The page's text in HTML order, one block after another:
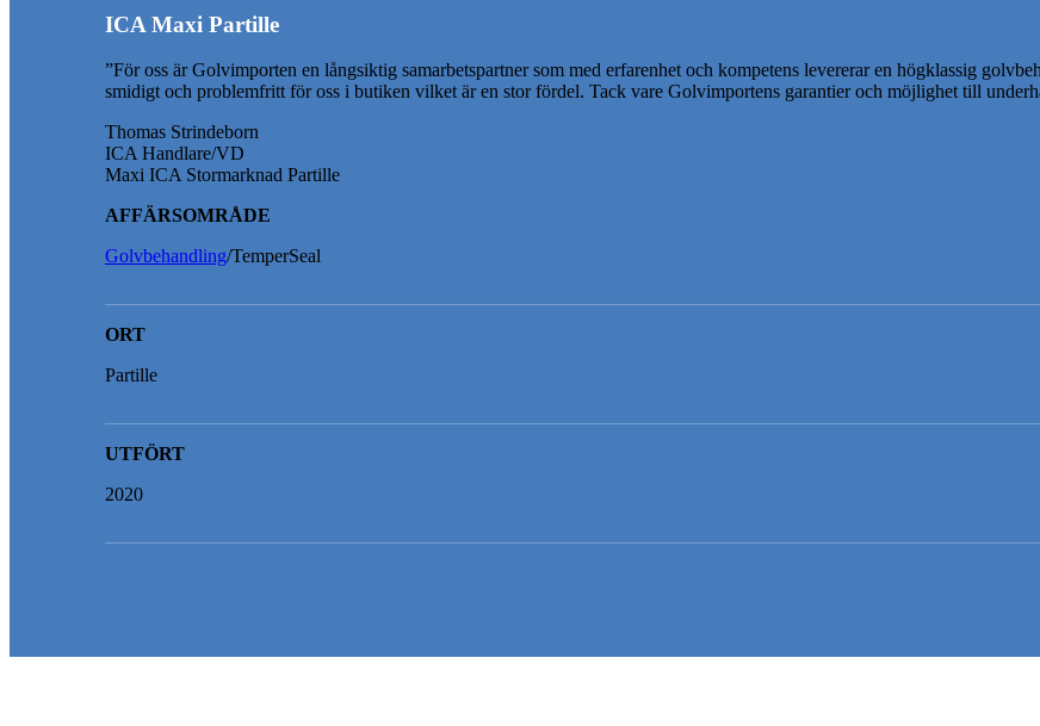
ICA Maxi Partille
”För oss är Golvimporten en långsiktig samarbetspartner som med erfarenhet och kompetens levererar en högklassig
smidigt och problemfritt för oss i butiken vilket är en stor fördel. Tack vare Golvimportens garantier och möjlighet till
Thomas Strindeborn
ICA Handlare/VD
Maxi ICA Stormarknad Partille
AFFÄRSOMRÅDE
Golvbehandling/TemperSeal
ORT
Partille
UTFÖRT
2020